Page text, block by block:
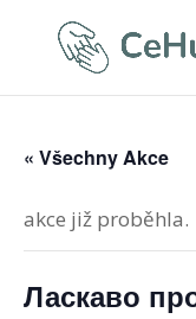
« Všechny Akce
akce již proběhla.
Ласкаво